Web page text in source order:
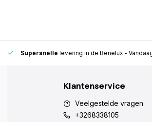
Supersnelle levering in de Benelux -
Klantenservice
Veelgestelde vragen
+3268338105